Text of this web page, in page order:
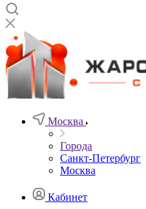
Москва
Города
Санкт-Петербург
Москва
Кабинет